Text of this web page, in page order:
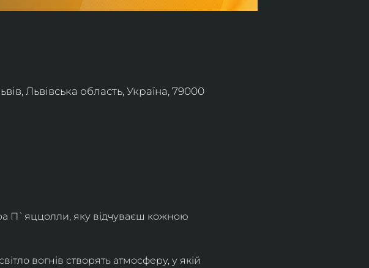
Львівська область, Україна, 79000
П`яццолли, яку відчуваєш кожною
вогнів створять атмосферу, у якій